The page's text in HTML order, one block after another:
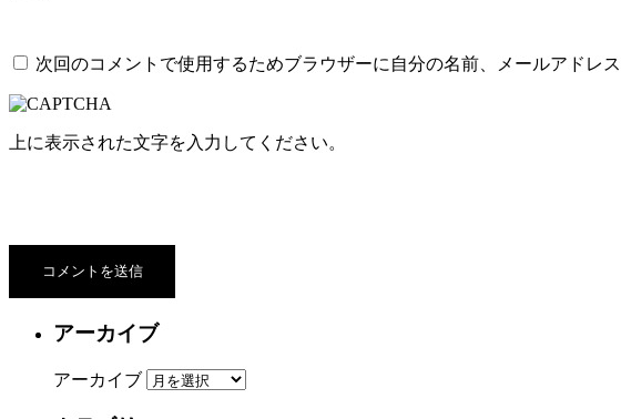
次回のコメントで使用するためブラウザーに自分の名前、メールアドレ
上に表示された文字を入力してください。
アーカイブ
アーカイブ